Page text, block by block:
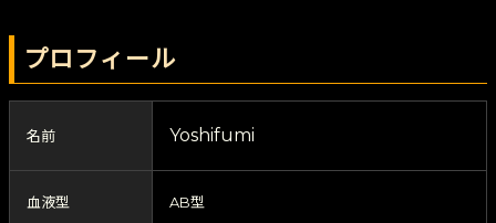
プロフィール
名前 Yoshifumi
血液型 AB型